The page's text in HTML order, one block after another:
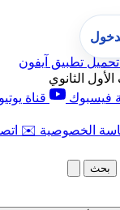
تحميل تطبيق آيفون
الثانوي
فيسبوك قناة
الخصوصية ✉️
بحث